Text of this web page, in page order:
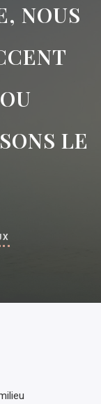
NOUS
LE